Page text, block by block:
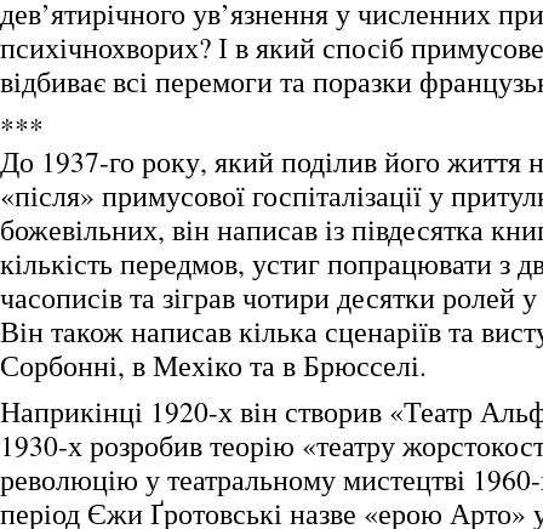
дев’ятирічного ув’язнення у численних
психічнохворих? І в який спосіб
відбиває всі перемоги та поразки
***
До 1937-го року, який поділив його життя
«після» примусової госпіталізації у
божевільних, він написав із півдесятка
кількість передмов, устиг попрацювати з
часописів та зіграв чотири десятки ролей у
Він також написав кілька сценаріїв та
Сорбонні, в Мехіко та в Брюсселі.
Наприкінці 1920-х він створив «Театр
1930-х розробив теорію «театру
революцію у театральному мистецтві
період Єжи Ґротовські назве «ерою Арто»